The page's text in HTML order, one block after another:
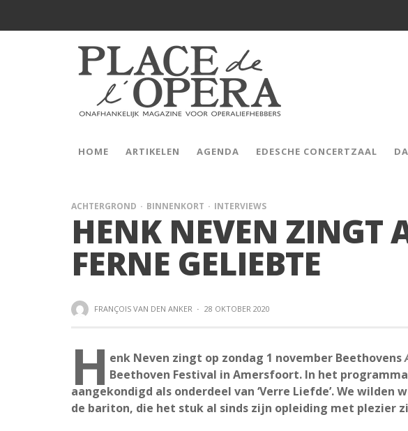
HOME ARTIKELEN AGENDA EDESCHE CONCERTZAAL
ACHTERGROND BINNENKORT INTERVIEWS
HENK NEVEN ZINGT
FERNE GELIEBTE
FRANÇOIS VAN DEN ANKER · 28 OKTOBER 2020
H enk Neven zingt op zondag 1 november Beethovens
Beethoven Festival in Amersfoort. In het
aangekondigd als onderdeel van ‘Verre Liefde’. We
de bariton, die het stuk al sinds zijn opleiding met plezier